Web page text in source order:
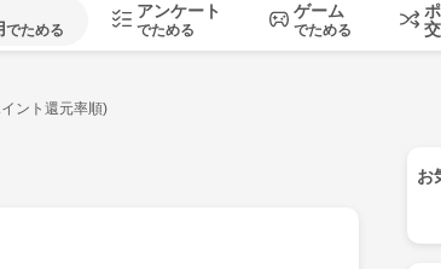
でためる
アンケート
でためる
ゲーム
でためる
ント還元率順)
お